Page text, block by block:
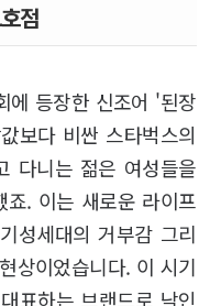
점
에 등장한 신조어 '된장
보다 비싼 스타벅스의
다니는 젊은 여성들을
죠. 이는 새로운 라이프
성세대의 거부감 그리
상이었습니다. 이 시기
표하는 브랜드로 낙인